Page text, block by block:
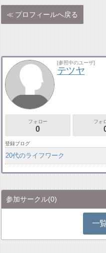
プロフィールへ戻る
[参照中のユーザ]
テツヤ
フォロー
0
フォ
登録ブログ
20代のライフワーク
参加サークル(0)
一